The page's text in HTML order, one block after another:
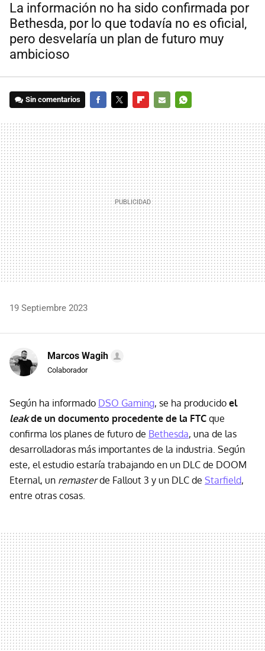
La información no ha sido confirmada por
Bethesda, por lo que todavía no es oficial,
pero desvelaría un plan de futuro muy
ambicioso
Sin comentarios
MAIL
19 Septiembre 2023
Marcos Wagih
Colaborador
Según ha informado DSO Gaming, se ha producido el
leakde un documento procedente de la FTC que
confirma los planes de futuro de Bethesda, una de las
desarrolladoras más importantes de la industria. Según
este, el estudio estaría trabajando en un DLC de DOOM
Eternal, un remasterde Fallout 3 y un DLC de Starfield,
entre otras cosas.